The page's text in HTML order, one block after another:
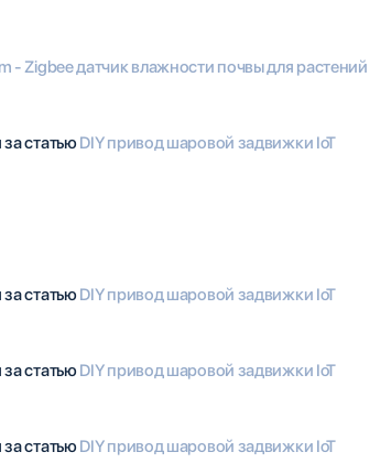
- Zigbee датчик влажности почвы для растений
за статьюDIY привод шаровой задвижки IoT
за статьюDIY привод шаровой задвижки IoT
за статьюDIY привод шаровой задвижки IoT
за статьюDIY привод шаровой задвижки IoT